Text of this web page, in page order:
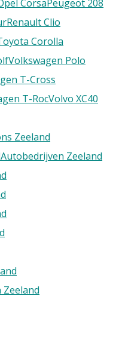
CorsaPeugeot 208
Renault Clio
Corolla
Volkswagen Polo
T-Cross
T-RocVolvo XC40
Zeeland
Autobedrijven Zeeland
Zeeland